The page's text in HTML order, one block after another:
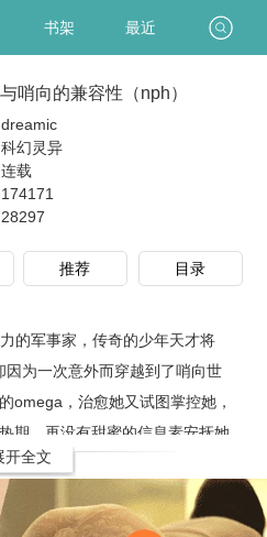
书架 最近
哨向的兼容性（nph）
幻灵异
载
28297
推荐 目录
军事家，传奇的少年天才将
为一次意外而穿越到了哨向世
omega，治愈她又试图掌控她，
期，再没有甜蜜的信息素安抚她
望地流泪一边喘着气与谁通过交
吧？可哨兵不像她想象的那样，
像她想象的那样，温柔而包容。
开全文